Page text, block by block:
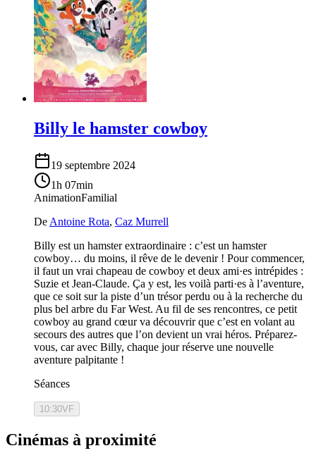
Billy le hamster cowboy
19 septembre 2024
1h 07min
AnimationFamilial
De Antoine Rota, Caz Murrell
Billy est un hamster extraordinaire : c’est un hamster
cowboy… du moins, il rêve de le devenir ! Pour commencer,
il faut un vrai chapeau de cowboy et deux ami·es intrépides :
Suzie et Jean-Claude. Ça y est, les voilà parti·es à l’aventure,
que ce soit sur la piste d’un trésor perdu ou à la recherche du
plus bel arbre du Far West. Au fil de ses rencontres, ce petit
cowboy au grand cœur va découvrir que c’est en volant au
secours des autres que l’on devient un vrai héros. Préparez-
vous, car avec Billy, chaque jour réserve une nouvelle
aventure palpitante !
Séances
10:30VF
Cinémas à proximité